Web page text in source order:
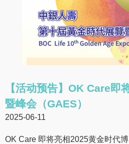
【活动预告】OK Care即
暨峰会（GAES）
2025-06-11
OK Care 即将亮相2025黄金时代